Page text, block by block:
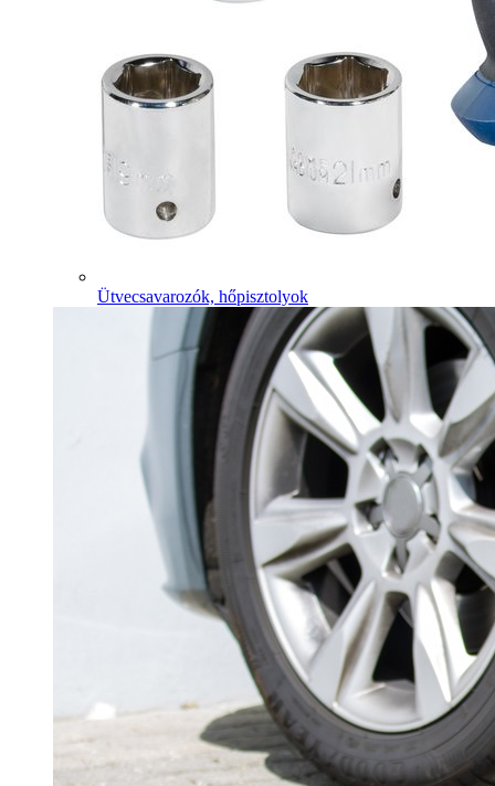
Ütvecsavarozók, hőpisztolyok